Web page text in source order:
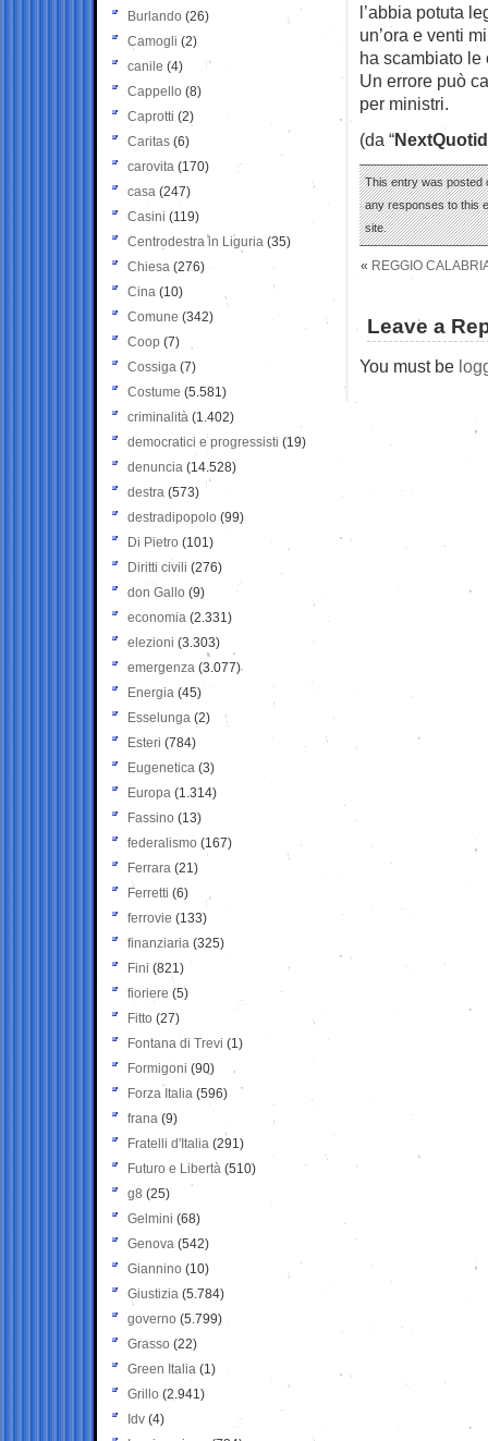
l’abbia potuta
un’ora e venti
ha scambiato le
Un errore può
per ministri.
(da “
This entry was posted
any responses to this
site.
« REGGIO
Leave a
You must be
Burlando (26)
Camogli (2)
canile (4)
Cappello (8)
Caprotti (2)
Caritas (6)
carovita (170)
casa (247)
Casini (119)
Centrodestra in Liguria (35)
Chiesa (276)
Cina (10)
Comune (342)
Coop (7)
Cossiga (7)
Costume (5.581)
criminalità (1.402)
democratici e progressisti (19)
denuncia (14.528)
destra (573)
destradipopolo (99)
Di Pietro (101)
Diritti civili (276)
don Gallo (9)
economia (2.331)
elezioni (3.303)
emergenza (3.077)
Energia (45)
Esselunga (2)
Esteri (784)
Eugenetica (3)
Europa (1.314)
Fassino (13)
federalismo (167)
Ferrara (21)
Ferretti (6)
ferrovie (133)
finanziaria (325)
Fini (821)
fioriere (5)
Fitto (27)
Fontana di Trevi (1)
Formigoni (90)
Forza Italia (596)
frana (9)
Fratelli d'Italia (291)
Futuro e Libertà (510)
g8 (25)
Gelmini (68)
Genova (542)
Giannino (10)
Giustizia (5.784)
governo (5.799)
Grasso (22)
Green Italia (1)
Grillo (2.941)
Idv (4)